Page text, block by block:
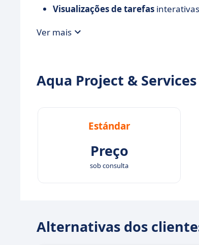
Visualizações de tarefas
Ver mais
Aqua Project &
Estándar
Preço
sob consulta
Alternativas dos